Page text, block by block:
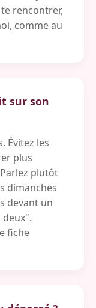
rencontrer,
comme au
sur son
Évitez les
plus
plutôt
dimanches
devant un
fiche